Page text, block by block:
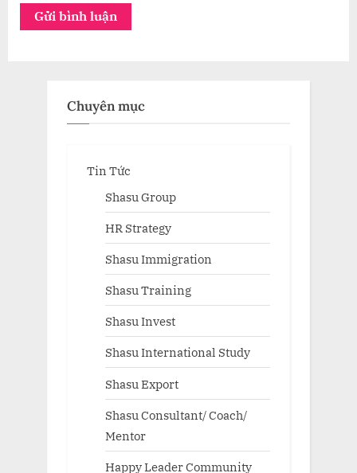
Chuyên mục
Tin Tức
Shasu Group
HR Strategy
Shasu Immigration
Shasu Training
Shasu Invest
Shasu International Study
Shasu Export
Shasu Consultant/ Coach/
Mentor
Happy Leader Community